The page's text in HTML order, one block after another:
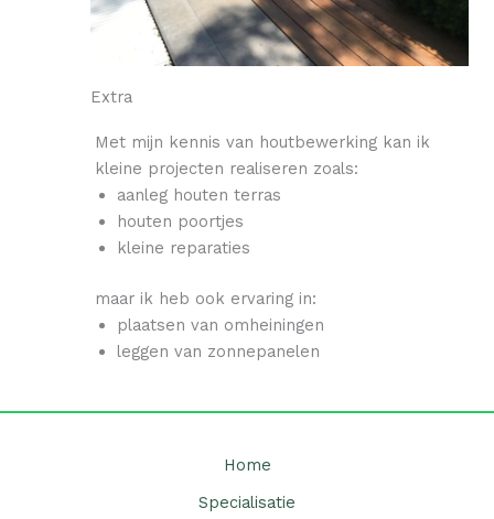
Extra
Met mijn kennis van houtbewerking kan ik
kleine projecten realiseren zoals:
aanleg houten terras
houten poortjes
kleine reparaties
maar ik heb ook ervaring in:
plaatsen van omheiningen
leggen van zonnepanelen
Home
Specialisatie